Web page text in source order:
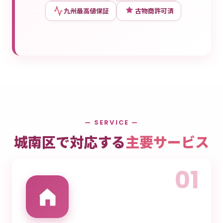
九州最高値保証 古物商許可済
— SERVICE —
城南区で対応する主要サービス
01